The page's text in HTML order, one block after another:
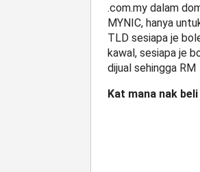
.com.my dalam
MYNIC, hanya
TLD sesiapa je
kawal, sesiapa je
dijual sehingga RM
Kat mana nak